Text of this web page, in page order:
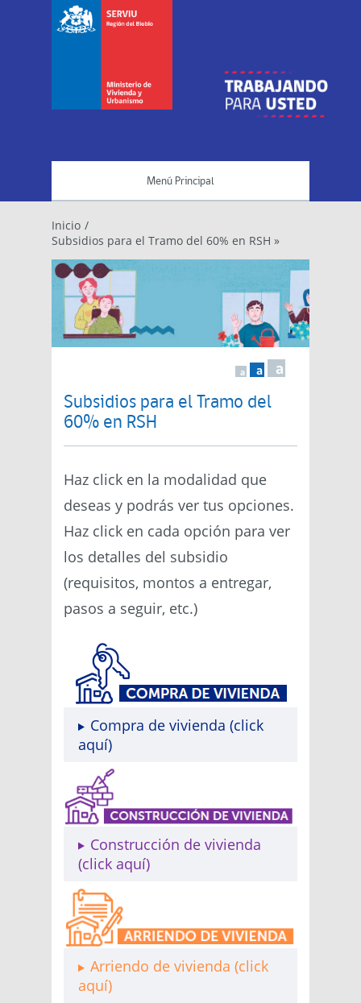
Menú Principal
Inicio /
Subsidios para el Tramo del 60% en RSH »
a a a
Subsidios para el Tramo del
60% en RSH
Haz click en la modalidad que
deseas y podrás ver tus opciones.
Haz click en cada opción para ver
los detalles del subsidio
(requisitos, montos a entregar,
pasos a seguir, etc.)
Compra de vivienda (click
aquí)
Construcción de vivienda
(click aquí)
Arriendo de vivienda (click
aquí)